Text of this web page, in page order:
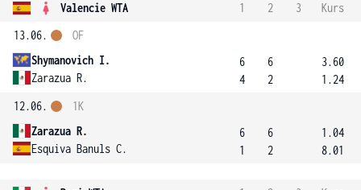
Valencie WTA 1 2 3
Kurs
13.06.
Shymanovich I.
Zarazua R.
OF
6
4
6
2
3.60
1.24
12.06.
Zarazua R.
Esquiva Banuls C.
1K
6
1
6
2
1.04
8.01